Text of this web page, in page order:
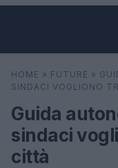
Cerca
HOME » FUTURE »
SINDACI VOGLIONO
Guida
sindaci
città